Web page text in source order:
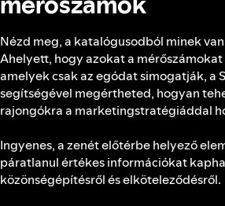
Nézd meg, a katalógusodból minek
Ahelyett, hogy azokat a
amelyek csak az egódat simogatják, a
segítségével megértheted, hogyan
rajongókra a marketingstratégiáddal
Ingyenes, a zenét előtérbe helyező
páratlanul értékes információkat
közönségépítésről és elköteleződésről.